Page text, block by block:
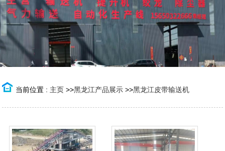
当前位置 : 主页 >>黑龙江产品展示 >>黑龙江皮带输送机